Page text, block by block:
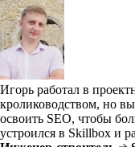
Игорь работал в
кролиководством, но
освоить SEO, чтобы
устроился в Skillbox и